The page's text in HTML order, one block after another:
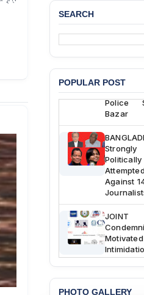
SEARCH
POPULAR POST
JMBF
and
Police
Bazar
Against
JOINT
of the
PHOTO GALLERY